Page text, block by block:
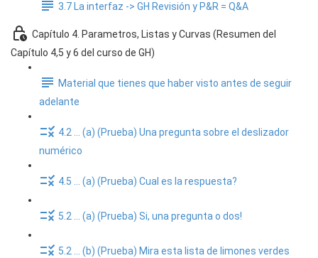
3.7 La interfaz -> GH Revisión y P&R = Q&A
Capítulo 4. Parametros, Listas y Curvas (Resumen del
Capítulo 4,5 y 6 del curso de GH)
Material que tienes que haber visto antes de seguir
adelante
4.2 ... (a) (Prueba) Una pregunta sobre el deslizador
numérico
4.5 ... (a) (Prueba) Cual es la respuesta?
5.2 ... (a) (Prueba) Si, una pregunta o dos!
5.2 ... (b) (Prueba) Mira esta lista de limones verdes